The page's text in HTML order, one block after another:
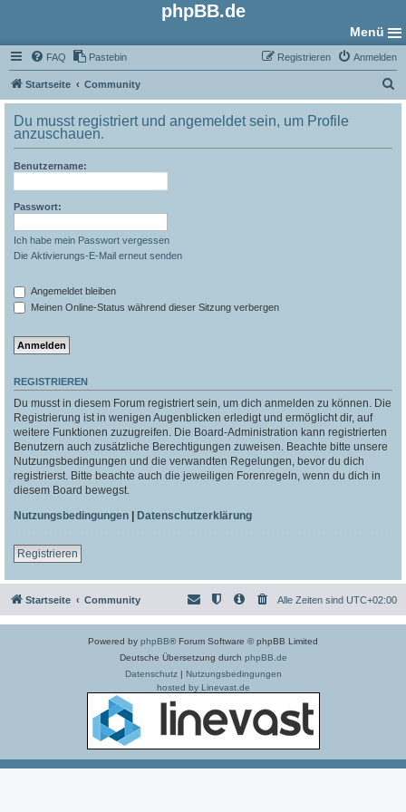
phpBB.de
Menü
FAQ Pastebin Anmelden
Registrieren
Startseite Community
u
Du musst registriert und angemeldet sein, um Profile
anzuschauen.
Benutzername:
Passwort:
Ich habe mein Passwort vergessen
Die Aktivierungs-E-Mail erneut senden
Angemeldet bleiben
Meinen Online-Status während dieser Sitzung verbergen
REGISTRIEREN
Du musst in diesem Forum registriert sein, um dich anmelden zu können. Die
Registrierung ist in wenigen Augenblicken erledigt und ermöglicht dir, auf
weitere Funktionen zuzugreifen. Die Board-Administration kann registrierten
Benutzern auch zusätzliche Berechtigungen zuweisen. Beachte bitte unsere
Nutzungsbedingungen und die verwandten Regelungen, bevor du dich
registrierst. Bitte beachte auch die jeweiligen Forenregeln, wenn du dich in
diesem Board bewegst.
Nutzungsbedingungen | Datenschutzerklärung
Registrieren
Startseite Community Alle Zeiten sind UTC+02:00
Powered by phpBB® Forum Software © phpBB Limited
Deutsche Übersetzung durch phpBB.de
Datenschutz| Nutzungsbedingungen
hosted by Linevast.de